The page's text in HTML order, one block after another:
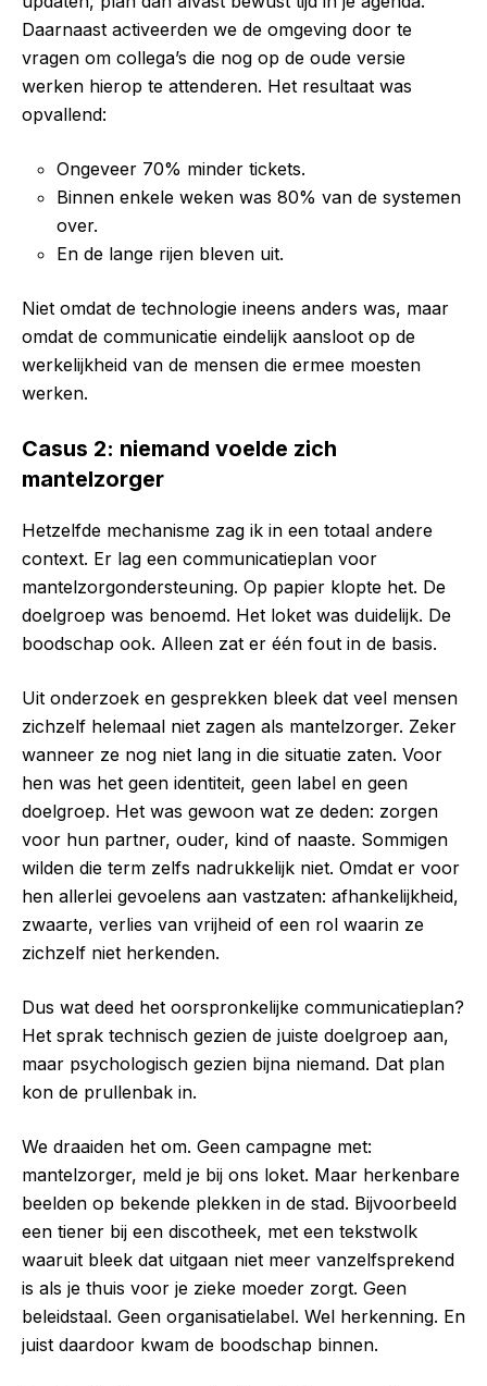
Daarnaast activeerden we de omgeving door te
vragen om collega’s die nog op de oude versie
werken hierop te attenderen. Het resultaat was
opvallend:
Ongeveer 70% minder tickets.
Binnen enkele weken was 80% van de systemen
over.
En de lange rijen bleven uit.
Niet omdat de technologie ineens anders was, maar
omdat de communicatie eindelijk aansloot op de
werkelijkheid van de mensen die ermee moesten
werken.
Casus 2: niemand voelde zich
mantelzorger
Hetzelfde mechanisme zag ik in een totaal andere
context. Er lag een communicatieplan voor
mantelzorgondersteuning. Op papier klopte het. De
doelgroep was benoemd. Het loket was duidelijk. De
boodschap ook. Alleen zat er één fout in de basis.
Uit onderzoek en gesprekken bleek dat veel mensen
zichzelf helemaal niet zagen als mantelzorger. Zeker
wanneer ze nog niet lang in die situatie zaten. Voor
hen was het geen identiteit, geen label en geen
doelgroep. Het was gewoon wat ze deden: zorgen
voor hun partner, ouder, kind of naaste. Sommigen
wilden die term zelfs nadrukkelijk niet. Omdat er voor
hen allerlei gevoelens aan vastzaten: afhankelijkheid,
zwaarte, verlies van vrijheid of een rol waarin ze
zichzelf niet herkenden.
Dus wat deed het oorspronkelijke communicatieplan?
Het sprak technisch gezien de juiste doelgroep aan,
maar psychologisch gezien bijna niemand. Dat plan
kon de prullenbak in.
We draaiden het om. Geen campagne met:
mantelzorger, meld je bij ons loket. Maar herkenbare
beelden op bekende plekken in de stad. Bijvoorbeeld
een tiener bij een discotheek, met een tekstwolk
waaruit bleek dat uitgaan niet meer vanzelfsprekend
is als je thuis voor je zieke moeder zorgt. Geen
beleidstaal. Geen organisatielabel. Wel herkenning. En
juist daardoor kwam de boodschap binnen.